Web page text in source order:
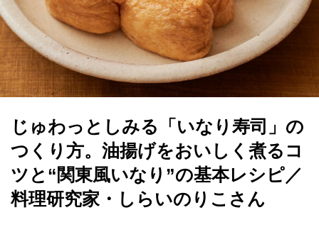
じゅわっとしみる「いなり寿司」の
つくり方。油揚げをおいしく煮るコ
ツと“関東風いなり”の基本レシピ／
料理研究家・しらいのりこさん